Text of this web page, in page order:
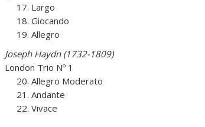
17. Largo
18. Giocando
19. Allegro
Joseph Haydn (1732-1809)
London Trio Nº 1
20. Allegro Moderato
21. Andante
22. Vivace